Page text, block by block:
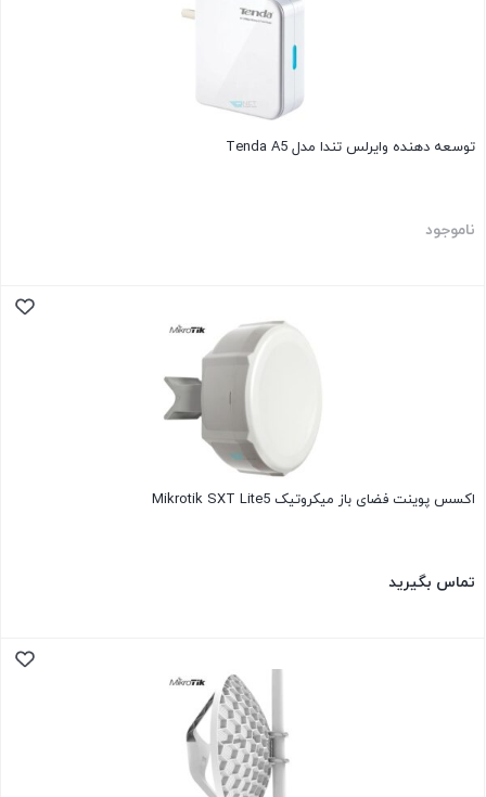
توسعه دهنده وایرلس تندا مدل Tenda A5
ناموجود
اکسس پوینت فضای باز میکروتیک Mikrotik SXT Lite5
تماس بگیرید